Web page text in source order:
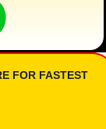
FOR FASTEST